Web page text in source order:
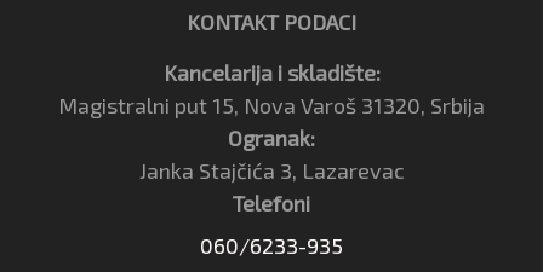
KONTAKT PODACI
Kancelarija i skladište:
Magistralni put 15, Nova Varoš 31320, Srbija
Ogranak:
Janka Stajčića 3, Lazarevac
Telefoni
060/6233-935